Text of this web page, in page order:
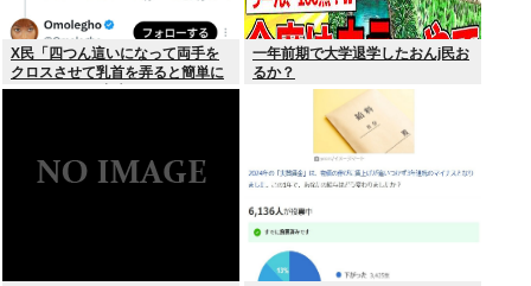
X民「四つん這いになって両手を
クロスさせて乳首を弄ると簡単に
イケる」 これ出来ないヤツはゲイ
一年前期で大学退学したおんj民お
るか？